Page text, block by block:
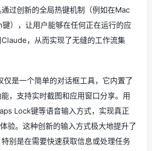
过创新的全局热键机制（例如在Mac
），让用户能够在任何正在运行的应
，从而实现了无缝的工作流集
仅是一个简单的对话框工具，它内置了
，支持实时截图和应用窗口分享。用
Lock键等语音输入方式，实现真正
验。这种创新的输入方式极大地提升了
别是在需要快速获取信息或处理任务